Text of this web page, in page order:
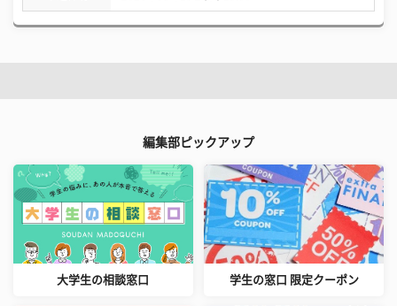
編集部ピックアップ
大学生の相談窓口 学生の窓口 限定クーポン